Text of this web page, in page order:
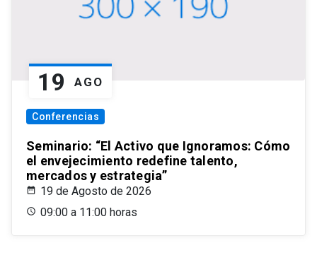
19 AGO
Conferencias
Seminario: “El Activo que Ignoramos: Cómo
el envejecimiento redefine talento,
mercados y estrategia”
19 de Agosto de 2026
09:00 a 11:00 horas